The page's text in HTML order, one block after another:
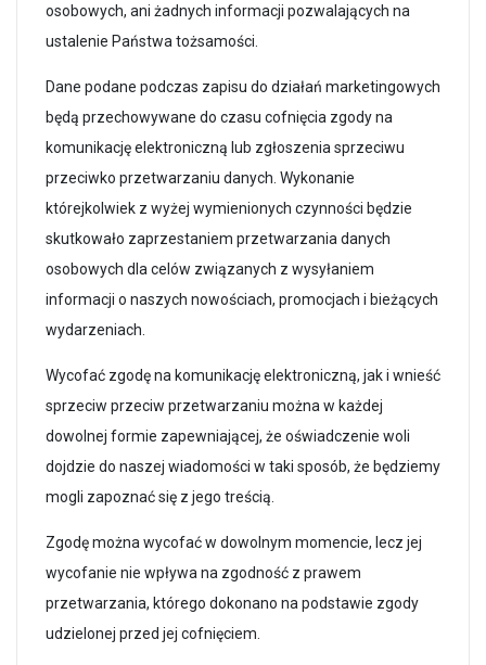
osobowych, ani żadnych informacji pozwalających na
ustalenie Państwa tożsamości.
Dane podane podczas zapisu do działań marketingowych
będą przechowywane do czasu cofnięcia zgody na
komunikację elektroniczną lub zgłoszenia sprzeciwu
przeciwko przetwarzaniu danych. Wykonanie
którejkolwiek z wyżej wymienionych czynności będzie
skutkowało zaprzestaniem przetwarzania danych
osobowych dla celów związanych z wysyłaniem
informacji o naszych nowościach, promocjach i bieżących
wydarzeniach.
Wycofać zgodę na komunikację elektroniczną, jak i wnieść
sprzeciw przeciw przetwarzaniu można w każdej
dowolnej formie zapewniającej, że oświadczenie woli
dojdzie do naszej wiadomości w taki sposób, że będziemy
mogli zapoznać się z jego treścią.
Zgodę można wycofać w dowolnym momencie, lecz jej
wycofanie nie wpływa na zgodność z prawem
przetwarzania, którego dokonano na podstawie zgody
udzielonej przed jej cofnięciem.